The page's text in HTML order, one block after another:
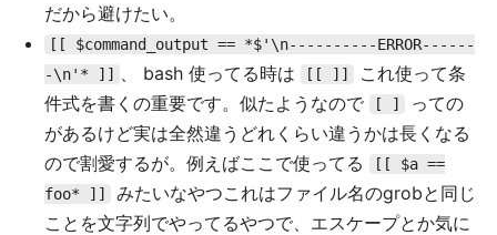
だから避けたい。
[[ $command_output == *$'\n----------ERROR------
-\n'* ]]
、 bash 使ってる時は [[ ]]
これ使って条
件式を書くの重要です。似たようなので
[ ]
っての
があるけど実は全然違うどれくらい違うかは長くなる
ので割愛するが。例えばここで使ってる
[[ $a ==
foo* ]]
みたいなやつこれはファイル名のgrobと同じ
ことを文字列でやってるやつで、エスケープとか気に